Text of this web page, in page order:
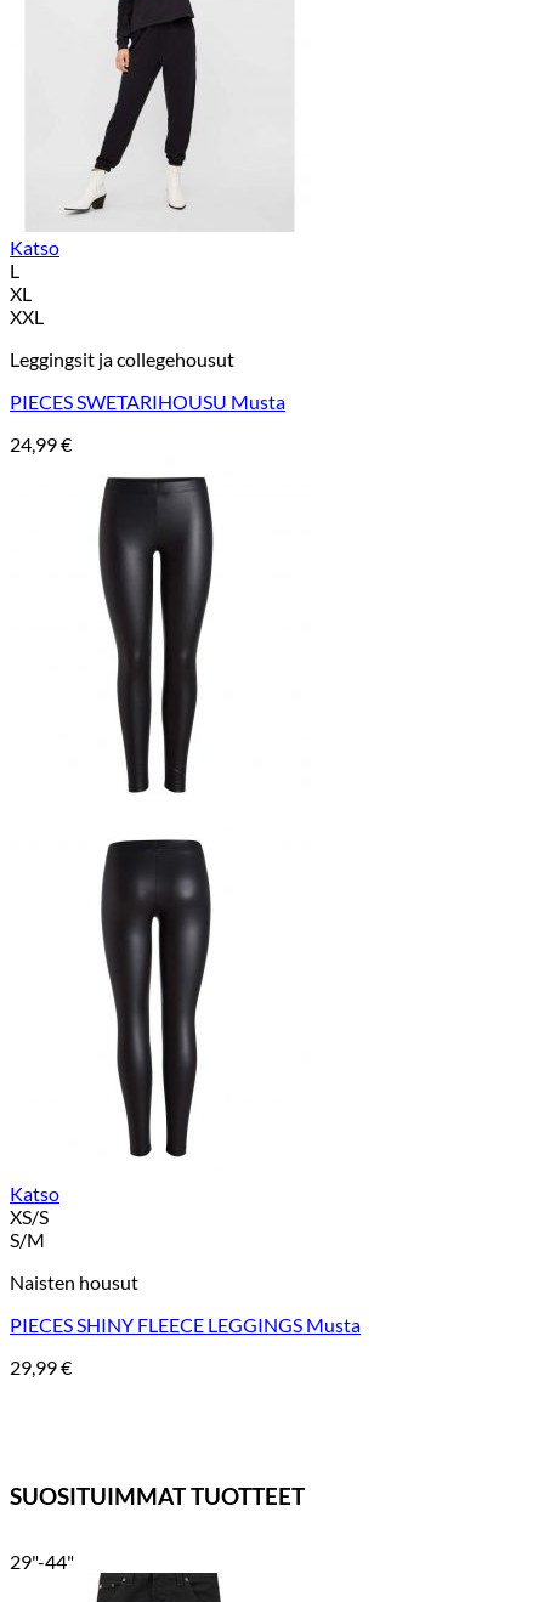
Katso
L
XL
XXL
Leggingsit ja collegehousut
PIECES SWETARIHOUSU Musta
24,99€
Katso
XS/S
S/M
Naisten housut
PIECES SHINY FLEECE LEGGINGS Musta
29,99€
SUOSITUIMMAT TUOTTEET
29"-44"